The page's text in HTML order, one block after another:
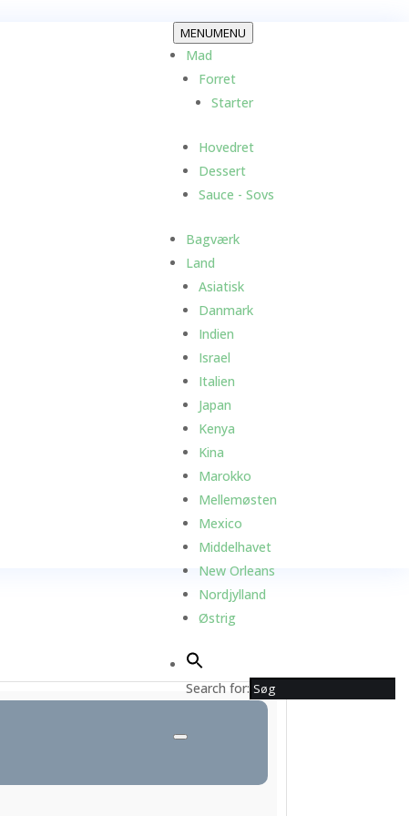
MENUMENU
Mad
Forret
Starter
Hovedret
Dessert
Sauce - Sovs
Bagværk
Land
Asiatisk
Danmark
Indien
Israel
Italien
Japan
Kenya
Kina
Marokko
Mellemøsten
Mexico
Middelhavet
New Orleans
Nordjylland
Østrig
Search for: